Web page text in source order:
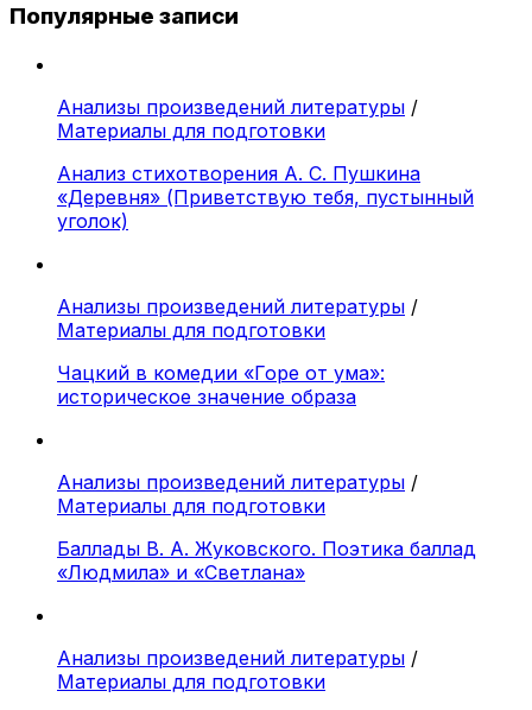
Популярные записи
Анализы произведений литературы /
Материалы для подготовки
Анализ стихотворения А. С. Пушкина
«Деревня» (Приветствую тебя, пустынный
уголок)
Анализы произведений литературы /
Материалы для подготовки
Чацкий в комедии «Горе от ума»:
историческое значение образа
Анализы произведений литературы /
Материалы для подготовки
Баллады В. А. Жуковского. Поэтика баллад
«Людмила» и «Светлана»
Анализы произведений литературы /
Материалы для подготовки